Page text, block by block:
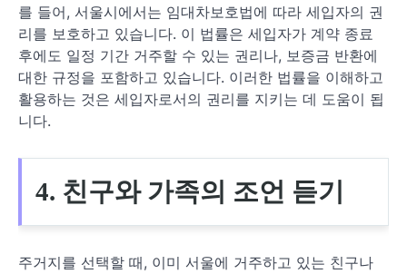
를 들어, 서울시에서는 임대차보호법에 따라 세입자의 권
리를 보호하고 있습니다. 이 법률은 세입자가 계약 종료
후에도 일정 기간 거주할 수 있는 권리나, 보증금 반환에
대한 규정을 포함하고 있습니다. 이러한 법률을 이해하고
활용하는 것은 세입자로서의 권리를 지키는 데 도움이 됩
니다.
4. 친구와 가족의 조언 듣기
주거지를 선택할 때, 이미 서울에 거주하고 있는 친구나